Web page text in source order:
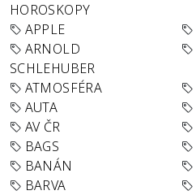
HOROSKOPY
APPLE
ARNOLD
SCHLEHUBER
ATMOSFÉRA
AUTA
AV ČR
BAGS
BANÁN
BARVA